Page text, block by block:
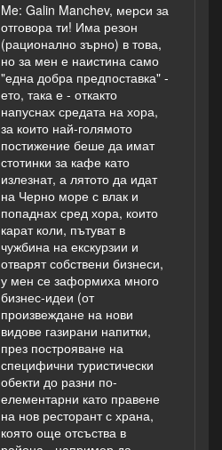
бизнеса!)... Да не
говорим, че не
всеки може да
вземе кредит от
банката (а и да
вземе,
погасяването не
е толкова лесно
и е доста
рисково, ако си
беден и си си
заложил
апартамента,
например!)... С
една дума -
полът не е от
голямо
значение, от
значение е дали
имаш пари или
нямаш пари.
Бедният човек,
от какъвто и пол
да е - все си е
беден и с много
малки (до
Me: Galin Manchev, мерси за
отговора ти! Има резон
(рационално зърно) в това,
но за мен е наистина само
"една добра предпоставка" -
ето, така е - откакто
напуснах средата на хора,
за които най-голямото
постижение беше да имат
стотинки за кафе като
излезнат, а лятото да идат
на Черно море с влак и
попаднах сред хора, които
карат коли, пътуват в
чужбина на екскурзии и
отварят собствени бизнеси,
у мен се заформиха много
бизнес-идеи (от
произвеждане на нови
видове газирани напитки,
през построяване на
специфични туристически
обекти до разни по-
елементарни като правене
на нов ресторант с храна,
която още отсъства в